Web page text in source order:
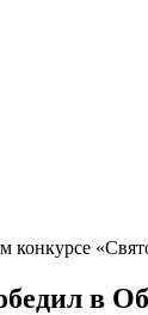
в